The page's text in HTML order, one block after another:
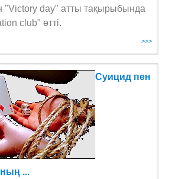
"Victory day" атты тақырыбында
club" өтті.
>>>
Суицид пен
...